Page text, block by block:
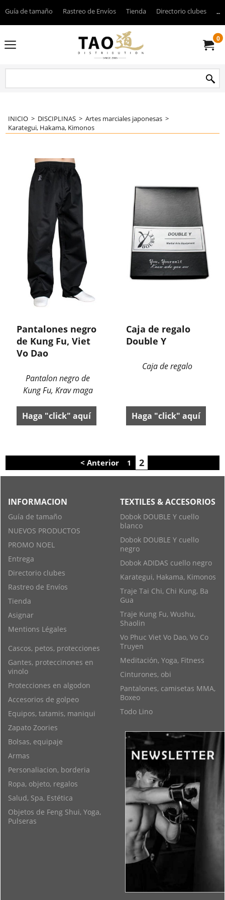
Guía de tamaño Rastreo de Envíos Tienda Directorio clubes
0
INICIO > DISCIPLINAS > Artes marciales japonesas >
Karategui, Hakama, Kimonos
Pantalones negro
de Kung Fu, Viet
Vo Dao
Pantalon negro de
Kung Fu, Krav maga
Haga "click" aquí
Caja de regalo
Double Y
Caja de regalo
Haga "click" aquí
< Anterior 1 2
INFORMACION
Guía de tamaño
NUEVOS PRODUCTOS
PROMO NOEL
Entrega
Directorio clubes
Rastreo de Envíos
Tienda
Asignar
Mentions Légales
TEXTILES & ACCESORIOS
Dobok DOUBLE Y cuello
blanco
Dobok DOUBLE Y cuello
negro
Dobok ADIDAS cuello negro
Karategui, Hakama, Kimonos
Traje Tai Chi, Chi Kung, Ba
Gua
Traje Kung Fu, Wushu,
Shaolin
Vo Phuc Viet Vo Dao, Vo Co
Truyen
Meditación, Yoga, Fitness
Cinturones, obi
Pantalones, camisetas MMA,
Boxeo
Todo Lino
Cascos, petos, protecciones
Gantes, proteccinones en
vinolo
Protecciones en algodon
Accesorios de golpeo
Equipos, tatamis, maniqui
Zapato Zoories
Bolsas, equipaje
Armas
Personaliacion, borderia
Ropa, objeto, regalos
Salud, Spa, Estética
Objetos de Feng Shui, Yoga,
Pulseras